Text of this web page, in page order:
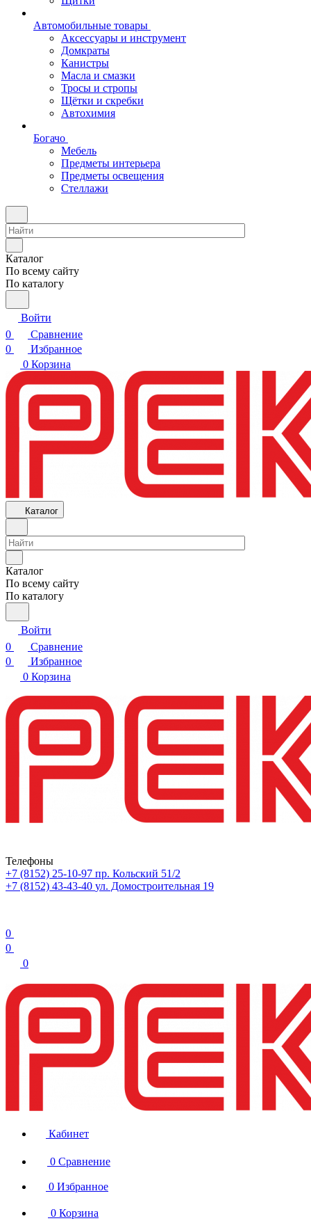
Автомобильные товары
Аксессуары и инструмент
Домкраты
Канистры
Масла и смазки
Тросы и стропы
Щётки и скребки
Автохимия
Богачо
Мебель
Предметы интерьера
Предметы освещения
Стеллажи
Каталог
По всему сайту
По каталогу
Войти
0
Сравнение
0
Избранное
0 Корзина
Каталог
Каталог
По всему сайту
По каталогу
Войти
0
Сравнение
0
Избранное
0 Корзина
Телефоны
+7 (8152) 25-10-97 пр. Кольский 51/2
+7 (8152) 43-43-40 ул. Домостроительная 19
0
0
0
Кабинет
0 Сравнение
0 Избранное
0 Корзина